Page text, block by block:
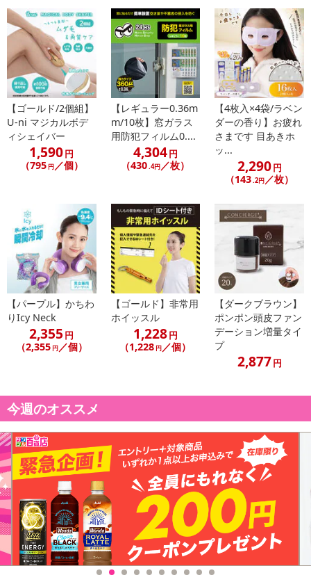
配送日、配送時間が異なる可能性がございます。
カート機能をご利用の場合は、配送日時指定をご利用いただけませ
ん。
発送日カレンダー
休業日
その他共通および商品カテゴリー別注意事項（※必ずご確認くだ
さい）
こちらの情報は2026年07月09日 時点での情報となります。
【ゴールド/2個組】
U-ni マジカルボデ
ィシェイバー
1,590円
（795 円／個）
【レギュラー0.36m
m/10枚】窓ガラス
用防犯フィルム0....
4,304円
（430.4円／枚）
【4枚入×4袋/ラベン
ダーの香り】お疲れ
さまです 目あきホ
ッ...
2,290円
（143.2円／枚）
【パープル】かちわ
りIcy Neck
2,355 円
（2,355 円／個）
【ゴールド】非常用
ホイッスル
1,228円
（1,228 円 ／個）
【ダークブラウン】
ポンポン頭皮ファン
デーション増量タイ
プ
2,877円
今週のオススメ